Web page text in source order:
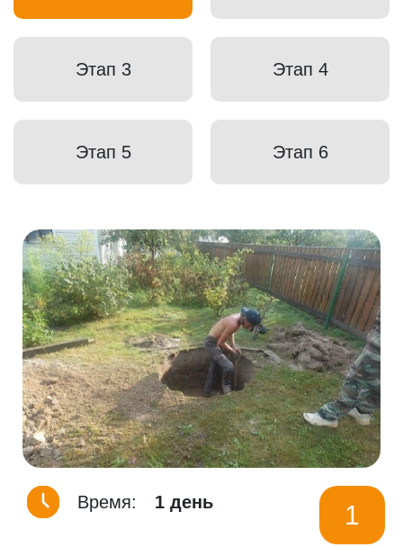
Этап 3 Этап 4
Этап 5 Этап 6
Время: 1 день 1